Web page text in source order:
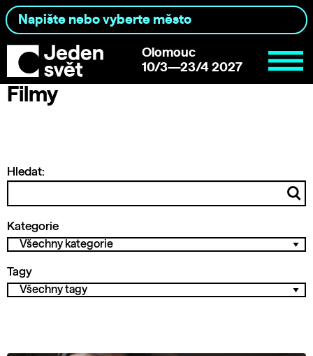
Olomouc
10/3—23/4 2027
Filmy
Hledat:
Kategorie
Tagy